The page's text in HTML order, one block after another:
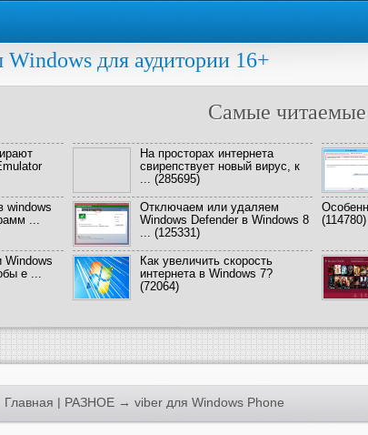
Windows для аудитории 16+
Самые читаемые
На просторах интернета
свирепствует новый вирус, к
... (285695)
windows
...
Отключаем или удаляем
Windows Defender в Windows 8
... (125331)
(114780)
Windows
е ...
Как увеличить скорость
интернета в Windows 7?
(72064)
Главная | РАЗНОЕ → viber для Windows Phone